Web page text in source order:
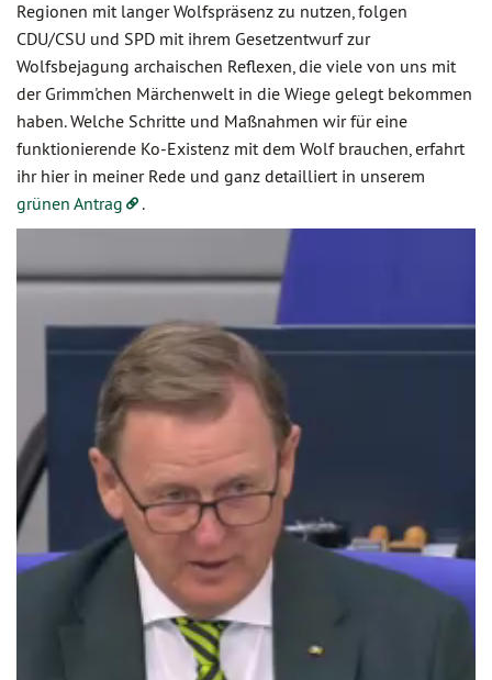
Regionen mit langer Wolfspräsenz zu nutzen, folgen
CDU/CSU und SPD mit ihrem Gesetzentwurf zur
Wolfsbejagung archaischen Reflexen, die viele von uns mit
der Grimm'chen Märchenwelt in die Wiege gelegt bekommen
haben. Welche Schritte und Maßnahmen wir für eine
funktionierende Ko-Existenz mit dem Wolf brauchen, erfahrt
ihr hier in meiner Rede und ganz detailliert in unserem
grünen Antrag
.